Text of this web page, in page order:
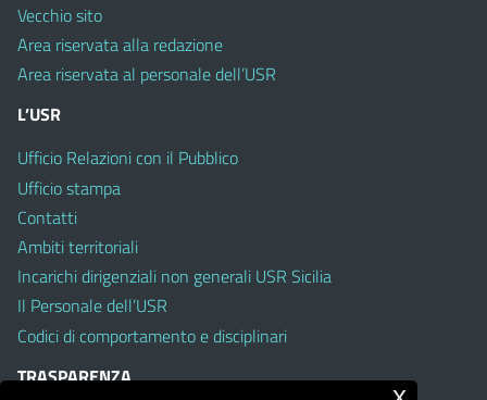
Vecchio sito
Area riservata alla redazione
Area riservata al personale dell’USR
L’USR
Ufficio Relazioni con il Pubblico
Ufficio stampa
Contatti
Ambiti territoriali
Incarichi dirigenziali non generali USR Sicilia
Il Personale dell’USR
Codici di comportamento e disciplinari
TRASPARENZA